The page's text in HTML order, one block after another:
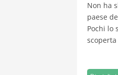
Non ha
paese
Pochi lo